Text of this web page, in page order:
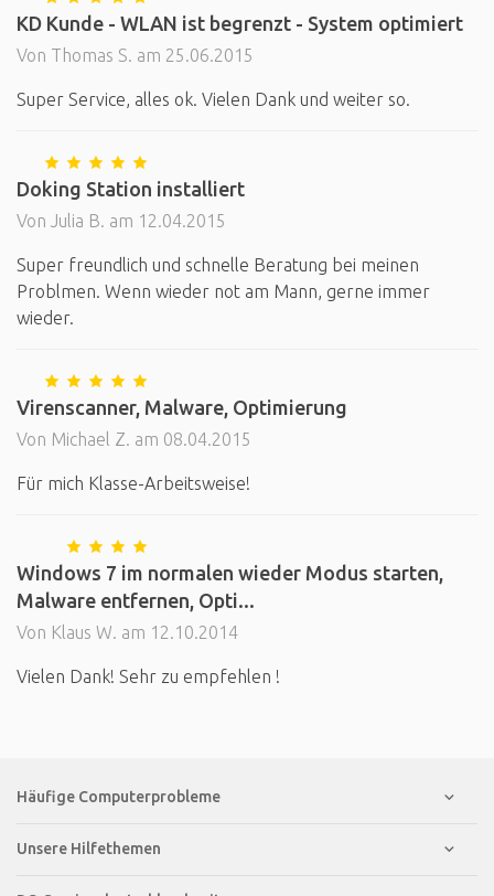
KD Kunde - WLAN ist begrenzt - System optimiert
Von Thomas S. am 25.06.2015
Super Service, alles ok. Vielen Dank und weiter so.
Doking Station installiert
Von Julia B. am 12.04.2015
Super freundlich und schnelle Beratung bei meinen
Problmen. Wenn wieder not am Mann, gerne immer
wieder.
Virenscanner, Malware, Optimierung
Von Michael Z. am 08.04.2015
Für mich Klasse-Arbeitsweise!
Windows 7 im normalen wieder Modus starten,
Malware entfernen, Opti...
Von Klaus W. am 12.10.2014
Vielen Dank! Sehr zu empfehlen !
Häufige Computerprobleme
Unsere Hilfethemen